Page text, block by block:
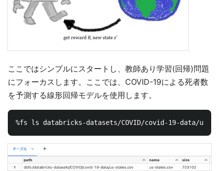
ここではシンプルにスタートし、教師あり学習(回帰)問題
にフォーカスします。ここでは、COVID-19による死者数
を予測する線形回帰モデルを使用します。